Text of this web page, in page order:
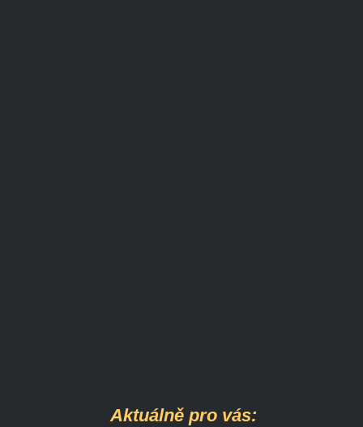
Aktuálně pro vás: